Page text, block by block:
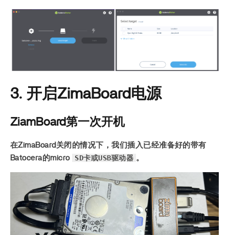
3. 开启ZimaBoard电源
ZiamBoard第一次开机
在ZimaBoard关闭的情况下，我们插入已经准备好的带有
Batocera的micro
SD卡或USB驱动器 。